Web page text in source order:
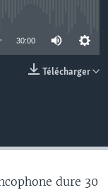
30:00
Télécharger
dure 30